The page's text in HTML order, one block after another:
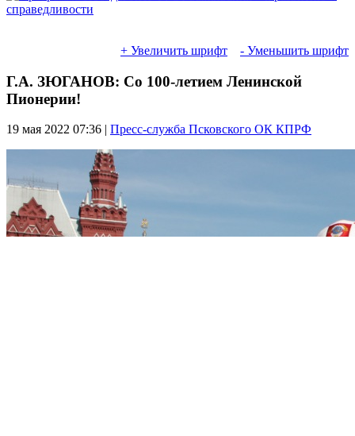
+ Увеличить шрифт - Уменьшить шрифт
Г.А. ЗЮГАНОВ: Со 100-летием Ленинской
Пионерии!
19 мая 2022 07:36 | Пресс-служба Псковского ОК КПРФ